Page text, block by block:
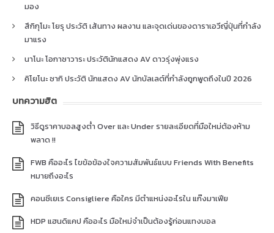
มอง
สึกิกุโมะ โยรุ ประวัติ เส้นทาง ผลงาน และจุดเด่นของดาราเอวีญี่ปุ่นที่กำลัง
มาแรง
นาโนะ โอกาซาวาระ ประวัตินักแสดง AV ดาวรุ่งพุ่งแรง
คิโยโนะ ซากิ ประวัติ นักแสดง AV นักบัลเลต์ที่กำลังถูกพูดถึงในปี 2026
บทความฮิต
วิธีดูราคาบอลสูงต่ำ Over และ Under รายละเอียดที่มือใหม่ต้องห้าม
พลาด !!
FWB คืออะไร ไขข้อข้องใจความสัมพันธ์แบบ Friends With Benefits
หมายถึงอะไร
คอนซีเยเร Consigliere คือใคร มีตำแหน่งอะไรใน แก๊งมาเฟีย
HDP แฮนดิแคป คืออะไร มือใหม่จำเป็นต้องรู้ก่อนแทงบอล